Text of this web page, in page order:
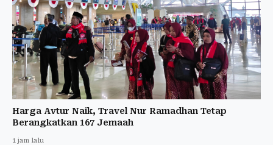
Harga Avtur Naik, Travel Nur Ramadhan Tetap
Berangkatkan 167 Jemaah
1 jam lalu